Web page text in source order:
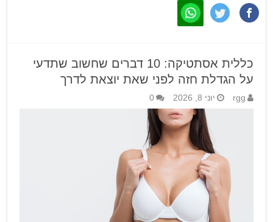
כללית אסתטיקה: 10 דברים שחשוב שתדעי
על הגדלת חזה לפני שאת יוצאת לדרך
rgg יוני 8, 2026 0